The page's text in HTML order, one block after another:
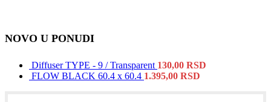
NOVO U PONUDI
Diffuser TYPE - 9 / Transparent 130,00 RSD
FLOW BLACK 60.4 x 60.4 1.395,00 RSD